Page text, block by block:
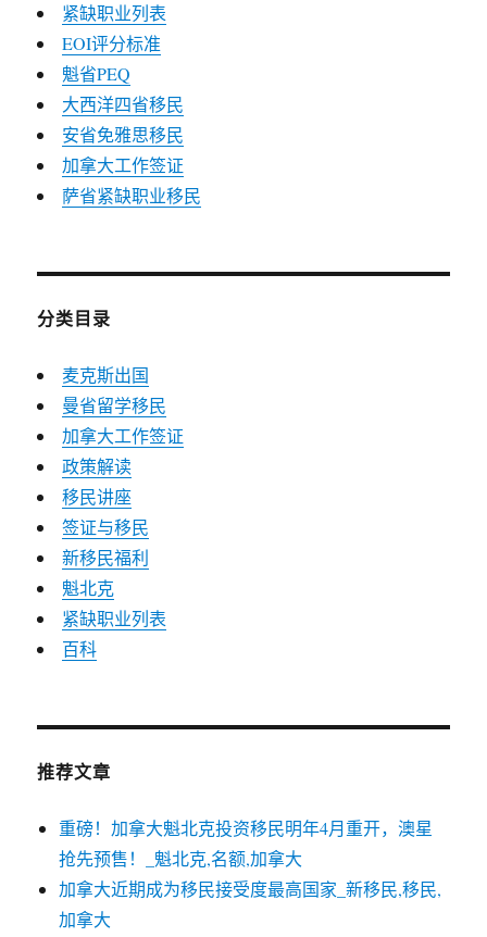
紧缺职业列表
EOI评分标准
魁省PEQ
大西洋四省移民
安省免雅思移民
加拿大工作签证
萨省紧缺职业移民
分类目录
麦克斯出国
曼省留学移民
加拿大工作签证
政策解读
移民讲座
签证与移民
新移民福利
魁北克
紧缺职业列表
百科
推荐文章
重磅！加拿大魁北克投资移民明年4月重开，澳星
抢先预售！_魁北克,名额,加拿大
加拿大近期成为移民接受度最高国家_新移民,移民,
加拿大